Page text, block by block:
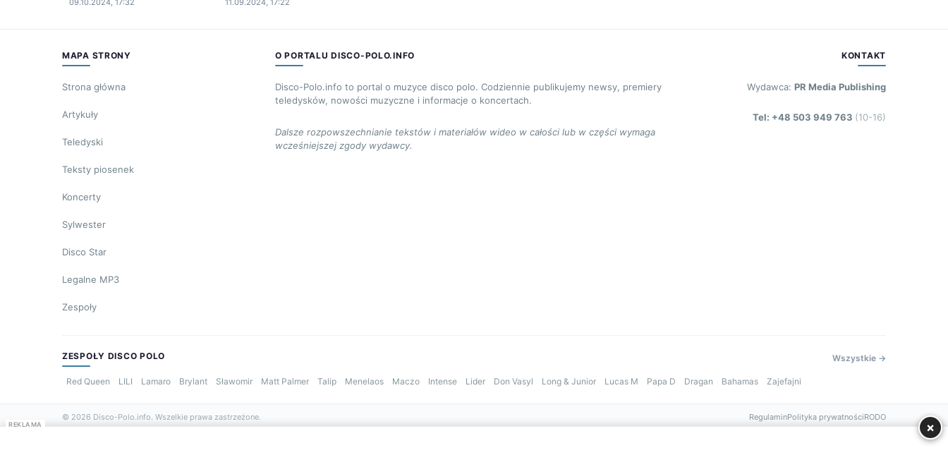
09.10.2024, 17:32 11.09.2024, 17:22
MAPA STRONY
Strona główna
Artykuły
Teledyski
Teksty piosenek
Koncerty
Sylwester
Disco Star
Legalne MP3
Zespoły
O PORTALU DISCO-POLO.INFO
Disco-Polo.info to portal o muzyce disco polo. Codziennie publikujemy newsy, premiery
teledysków, nowości muzyczne i informacje o koncertach.
Dalsze rozpowszechnianie tekstów i materiałów wideo w całości lub w części wymaga
wcześniejszej zgody wydawcy.
KONTAKT
Wydawca: PR Media Publishing
Tel: +48 503 949 763 (10-16)
ZESPOŁY DISCO POLO Wszystkie →
Red Queen LILI Lamaro Brylant Sławomir Matt Palmer Talip Menelaos Maczo Intense Lider Don Vasyl Long & Junior Lucas M Papa D Dragan Bahamas Zajefajni
© 2026 Disco-Polo.info. Wszelkie prawa zastrzeżone. RegulaminPolityka prywatnościRODO
REKLAMA ×